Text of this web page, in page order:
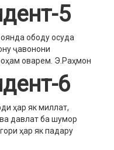
5
ободу осуда
ҷавонони
оварем. Э.Раҳмон
6
ҳар як миллат,
давлат ба шумор
ҳар як падару